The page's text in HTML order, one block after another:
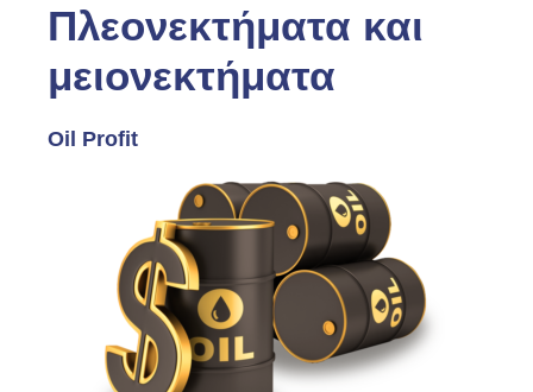
Πλεονεκτήματα και
μειονεκτήματα
Oil Profit